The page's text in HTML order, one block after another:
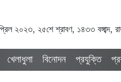
২০২৩, ২৫শে শ্রাবণ, ১৪৩৩ বঙ্গাব্দ,
খেলাধুলা বিনোদন প্রযুক্তি